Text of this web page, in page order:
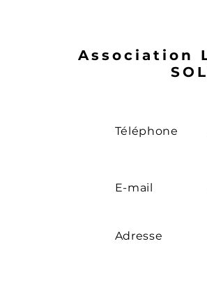
Association
Téléphone
E-mail
Adresse